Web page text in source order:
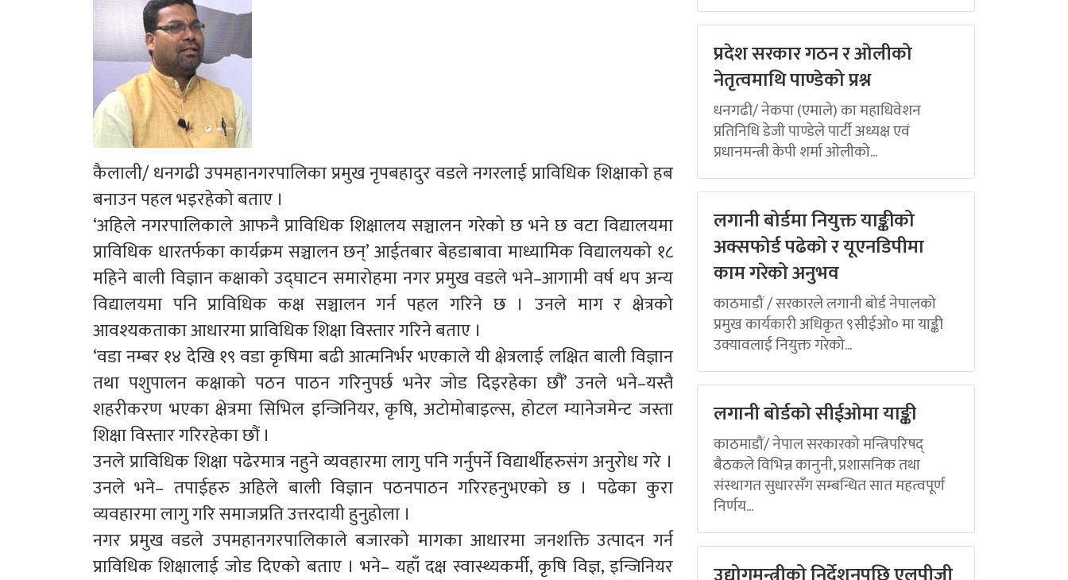
कैलाली/ धनगढी उपमहानगरपालिका प्रमुख नृपबहादुर वडले नगरलाई प्राविधिक शिक्षाको हब
बनाउन पहल भइरहेको बताए ।
‘अहिले नगरपालिकाले आफनै प्राविधिक शिक्षालय सञ्चालन गरेको छ भने छ वटा विद्यालयमा
प्राविधिक धारतर्फका कार्यक्रम सञ्चालन छन्’ आईतबार बेहडाबावा माध्यामिक विद्यालयको १८
महिने बाली विज्ञान कक्षाको उद्घाटन समारोहमा नगर प्रमुख वडले भने–आगामी वर्ष थप अन्य
विद्यालयमा पनि प्राविधिक कक्ष सञ्चालन गर्न पहल गरिने छ । उनले माग र क्षेत्रको
आवश्यकताका आधारमा प्राविधिक शिक्षा विस्तार गरिने बताए ।
‘वडा नम्बर १४ देखि १९ वडा कृषिमा बढी आत्मनिर्भर भएकाले यी क्षेत्रलाई लक्षित बाली विज्ञान
तथा पशुपालन कक्षाको पठन पाठन गरिनुपर्छ भनेर जोड दिइरहेका छौं’ उनले भने–यस्तै
शहरीकरण भएका क्षेत्रमा सिभिल इन्जिनियर, कृषि, अटोमोबाइल्स, होटल म्यानेजमेन्ट जस्ता
शिक्षा विस्तार गरिरहेका छौं ।
उनले प्राविधिक शिक्षा पढेरमात्र नहुने व्यवहारमा लागु पनि गर्नुपर्ने विद्यार्थीहरुसंग अनुरोध गरे ।
उनले भने– तपाईहरु अहिले बाली विज्ञान पठनपाठन गरिरहनुभएको छ । पढेका कुरा
व्यवहारमा लागु गरि समाजप्रति उत्तरदायी हुनुहोला ।
नगर प्रमुख वडले उपमहानगरपालिकाले बजारको मागका आधारमा जनशक्ति उत्पादन गर्न
प्राविधिक शिक्षालाई जोड दिएको बताए । भने– यहाँ दक्ष स्वास्थ्यकर्मी, कृषि विज्ञ, इन्जिनियर
प्रदेश सरकार गठन र ओलीको
नेतृत्वमाथि पाण्डेको प्रश्न
धनगढी/ नेकपा (एमाले) का महाधिवेशन
प्रतिनिधि डेजी पाण्डेले पार्टी अध्यक्ष एवं
प्रधानमन्त्री केपी शर्मा ओलीको...
लगानी बोर्डमा नियुक्त याङ्कीको
अक्सफोर्ड पढेको र यूएनडिपीमा
काम गरेको अनुभव
काठमाडौं / सरकारले लगानी बोर्ड नेपालको
प्रमुख कार्यकारी अधिकृत ९सीईओ० मा याङ्की
उक्यावलाई नियुक्त गरेको...
लगानी बोर्डको सीईओमा याङ्की
काठमाडौं/ नेपाल सरकारको मन्त्रिपरिषद्
बैठकले विभिन्न कानुनी, प्रशासनिक तथा
संस्थागत सुधारसँग सम्बन्धित सात महत्वपूर्ण
निर्णय...